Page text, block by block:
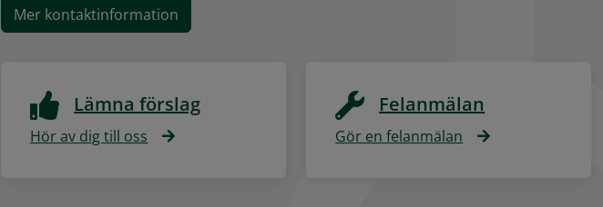
Mer kontaktinformation
Lämna förslag
Hör av dig till oss
Felanmälan
Gör en felanmälan